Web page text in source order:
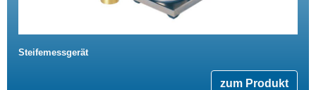
Steifemessgerät
zum Produkt